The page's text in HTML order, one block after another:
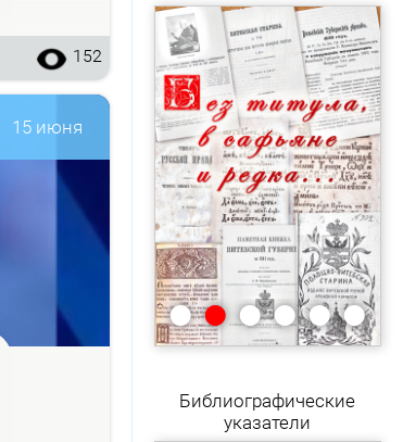
152
15 июня
••••••
Библиографические
указатели